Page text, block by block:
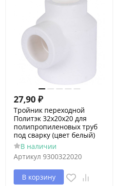
27,90 ₽
Тройник переходной
Политэк 32х20х20 для
полипропиленовых труб
под сварку (цвет белый)
В наличии
Артикул 9300322020
В корзину